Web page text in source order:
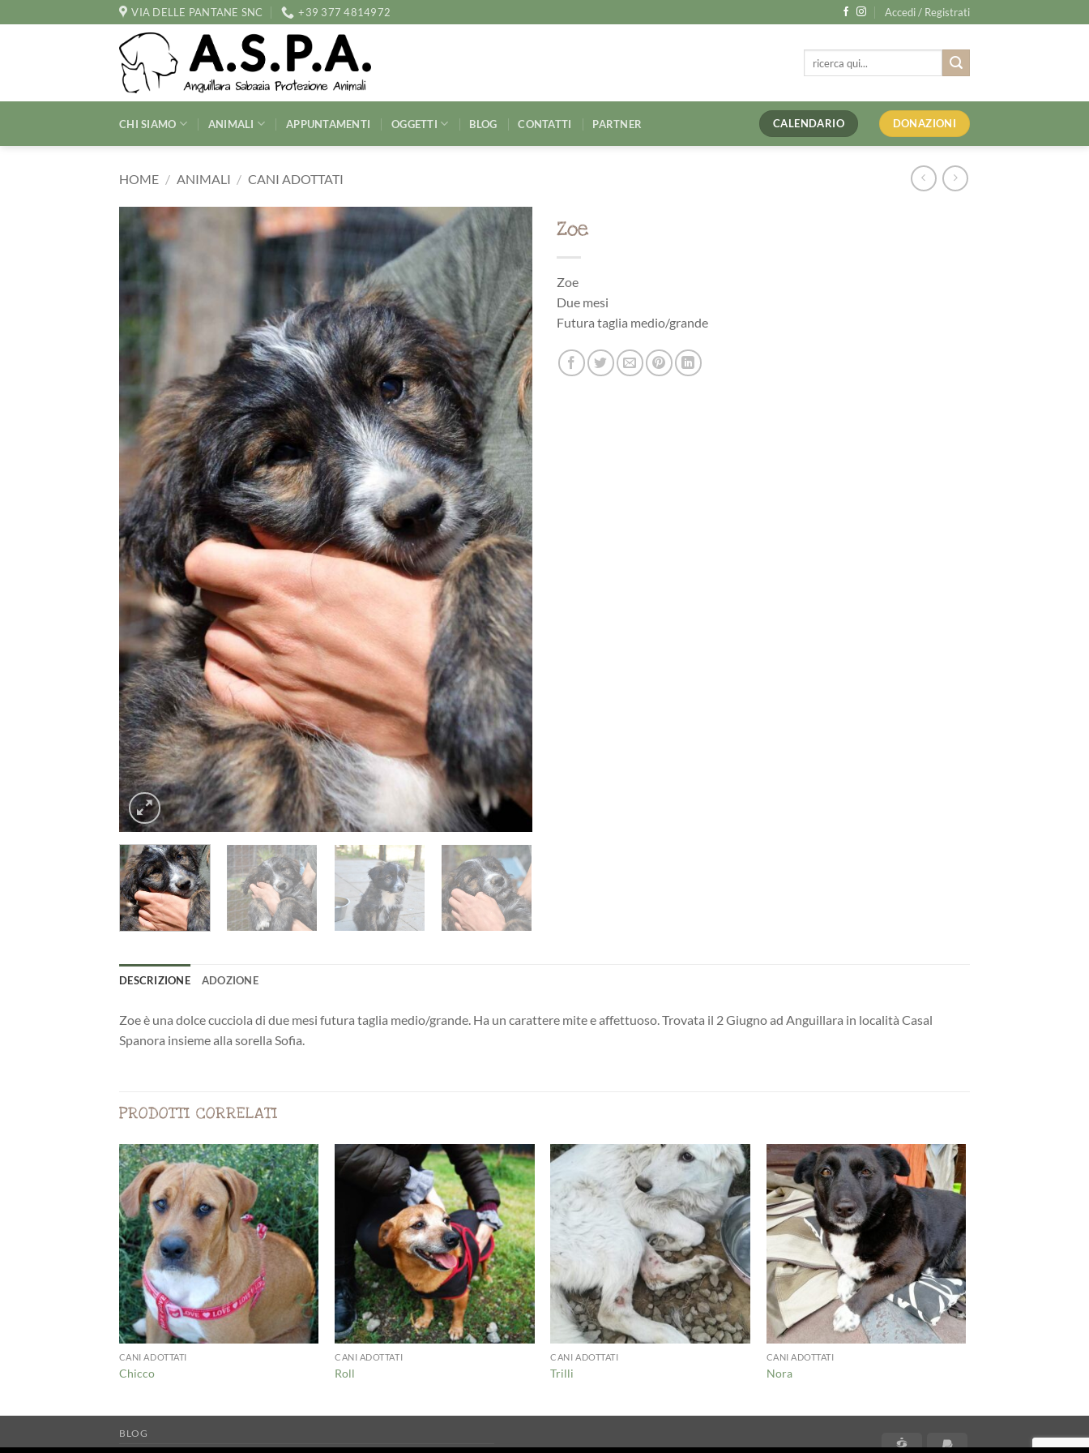
ai
VIA DELLE PANTANE SNC +39 377 4814972 Accedi / Registrati
CHI SIAMO ANIMALI APPUNTAMENTI OGGETTI BLOG CONTATTI PARTNER CALENDARIO DONAZIONI
HOME / ANIMALI / CANI ADOTTATI
Zoe
Zoe
Due mesi
Futura taglia medio/grande
DESCRIZIONE ADOZIONE
Zoe è una dolce cucciola di due mesi futura taglia medio/grande. Ha un carattere mite e affettuoso. Trovata il 2 Giugno ad Anguillara in località Casal
Spanora insieme alla sorella Sofia.
PRODOTTI CORRELATI
CANI ADOTTATI
Chicco
CANI ADOTTATI
Roll
CANI ADOTTATI
Trilli
CANI ADOTTATI
Nora
CartaSi
BLOG